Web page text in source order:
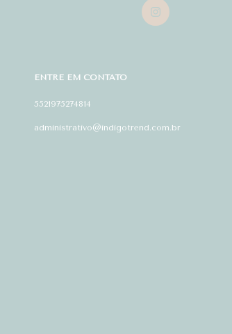
ENTRE EM CONTATO
5521975274814
administrativo@indigotrend.com.br